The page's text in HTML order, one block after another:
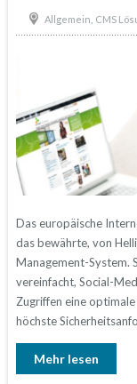
Allgemein CMS
Das europäische
das bewährte, von
Management-System.
vereinfacht, Social-
Zugriffen eine
höchste
Mehr lesen